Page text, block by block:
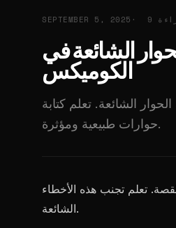
SEPTEMBER 5, 2025
الشائعة في
الكوميكس
الشائعة. تعلم كتابة
حوارات طبيعية ومؤثرة.
تعلم تجنب هذه الأخطاء
الشائعة.